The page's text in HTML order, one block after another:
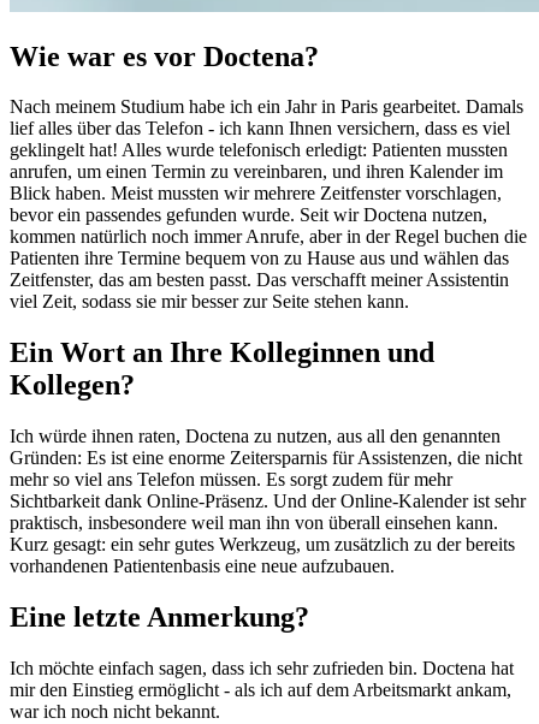
Wie war es vor Doctena?
Nach meinem Studium habe ich ein Jahr in Paris gearbeitet. Damals
lief alles über das Telefon - ich kann Ihnen versichern, dass es viel
geklingelt hat! Alles wurde telefonisch erledigt: Patienten mussten
anrufen, um einen Termin zu vereinbaren, und ihren Kalender im
Blick haben. Meist mussten wir mehrere Zeitfenster vorschlagen,
bevor ein passendes gefunden wurde. Seit wir Doctena nutzen,
kommen natürlich noch immer Anrufe, aber in der Regel buchen die
Patienten ihre Termine bequem von zu Hause aus und wählen das
Zeitfenster, das am besten passt. Das verschafft meiner Assistentin
viel Zeit, sodass sie mir besser zur Seite stehen kann.
Ein Wort an Ihre Kolleginnen und
Kollegen?
Ich würde ihnen raten, Doctena zu nutzen, aus all den genannten
Gründen: Es ist eine enorme Zeitersparnis für Assistenzen, die nicht
mehr so viel ans Telefon müssen. Es sorgt zudem für mehr
Sichtbarkeit dank Online-Präsenz. Und der Online-Kalender ist sehr
praktisch, insbesondere weil man ihn von überall einsehen kann.
Kurz gesagt: ein sehr gutes Werkzeug, um zusätzlich zu der bereits
vorhandenen Patientenbasis eine neue aufzubauen.
Eine letzte Anmerkung?
Ich möchte einfach sagen, dass ich sehr zufrieden bin. Doctena hat
mir den Einstieg ermöglicht - als ich auf dem Arbeitsmarkt ankam,
war ich noch nicht bekannt.